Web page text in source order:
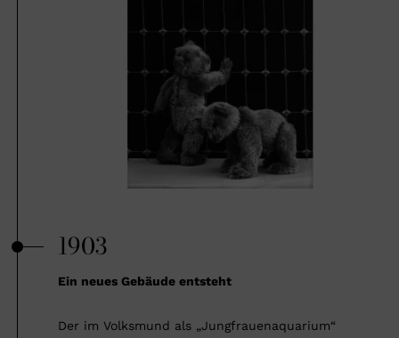
1903
Ein neues Gebäude entsteht
Der im Volksmund als „Jungfrauenaquarium“